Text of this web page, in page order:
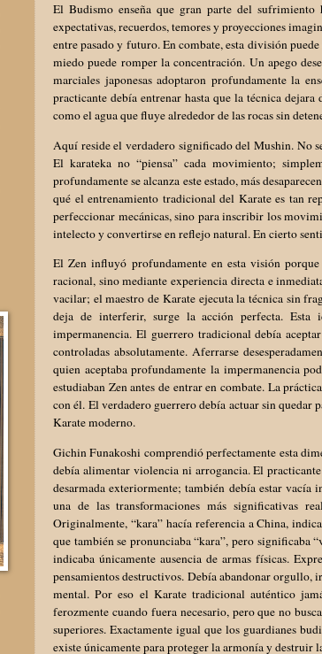
El Budismo enseña que gran parte del sufrimiento
expectativas, recuerdos, temores y proyecciones
entre pasado y futuro. En combate, esta división
miedo puede romper la concentración. Un apego
marciales japonesas adoptaron profundamente la
practicante debía entrenar hasta que la técnica
como el agua que fluye alrededor de las rocas sin
Aquí reside el verdadero significado del Mushin. No
El karateka no “piensa” cada movimiento;
profundamente se alcanza este estado, más
qué el entrenamiento tradicional del Karate es tan
perfeccionar mecánicas, sino para inscribir los
intelecto y convertirse en reflejo natural. En cierto
El Zen influyó profundamente en esta visión porque
racional, sino mediante experiencia directa e
vacilar; el maestro de Karate ejecuta la técnica sin
deja de interferir, surge la acción perfecta. Esta
impermanencia. El guerrero tradicional debía
controladas absolutamente. Aferrarse
quien aceptaba profundamente la impermanencia
estudiaban Zen antes de entrar en combate. La
con él. El verdadero guerrero debía actuar sin quedar
Karate moderno.
Gichin Funakoshi comprendió perfectamente esta
debía alimentar violencia ni arrogancia. El
desarmada exteriormente; también debía estar
una de las transformaciones más significativas
Originalmente, “kara” hacía referencia a China,
que también se pronunciaba “kara”, pero significaba
indicaba únicamente ausencia de armas físicas.
pensamientos destructivos. Debía abandonar
mental. Por eso el Karate tradicional auténtico
ferozmente cuando fuera necesario, pero que no
superiores. Exactamente igual que los guardianes
existe únicamente para proteger la armonía y destruir